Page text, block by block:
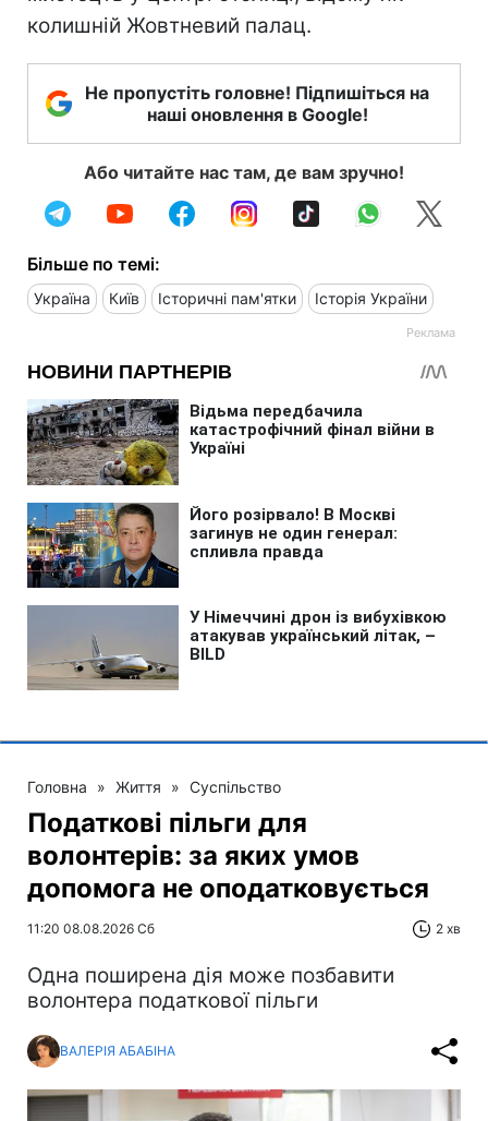
колишній Жовтневий палац.
Не пропустіть головне! Підпишіться на
наші оновлення в Google!
Або читайте нас там, де вам зручно!
Більше по темі:
Україна Київ Історичні пам'ятки Історія України
Головна » Життя » Суспільство
Податкові пільги для
волонтерів: за яких умов
допомога не оподатковується
11:20 08.08.2026 Сб 2 хв
Одна поширена дія може позбавити
волонтера податкової пільги
ВАЛЕРІЯ АБАБІНА